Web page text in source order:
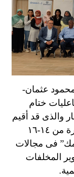
محمود عثمان-
ختام
والذى قد أقيم
بحرم جامعة أسوان بصحارى فى الفترة من ١٤-١٦
حلمك” فى مجالات
المخلفات